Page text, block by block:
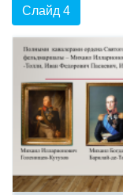
Слайд 4